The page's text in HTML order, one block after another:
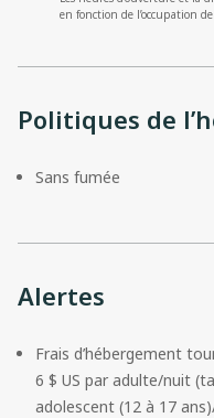
en fonction de l’occupation
Politiques de
Sans fumée
Alertes
Frais d’hébergement
6 $ US par adulte/nuit
adolescent (12 à 17